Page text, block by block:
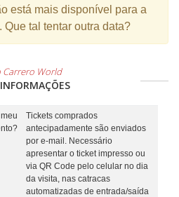
está mais disponível para a
tal tentar outra data?
Carrero World
Tickets comprados
antecipadamente são enviados
por e-mail. Necessário
apresentar o ticket impresso ou
via QR Code pelo celular no dia
da visita, nas catracas
automatizadas de entrada/saída